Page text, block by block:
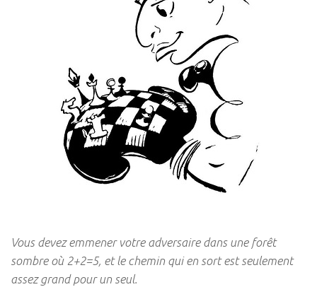
Vous devez emmener votre adversaire dans une forêt
sombre où 2+2=5, et le chemin qui en sort est seulement
assez grand pour un seul.